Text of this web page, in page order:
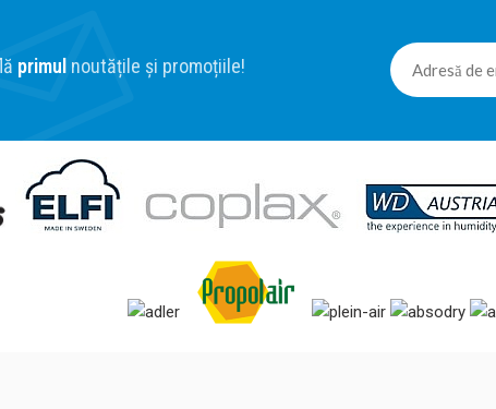
primul noutățile și promoțiile!